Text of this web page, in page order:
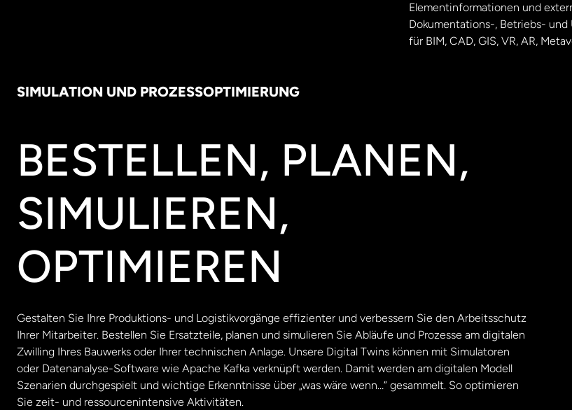
Elementinformationen und
Dokumentations-, Betriebs- und
für BIM, CAD, GIS, VR, AR,
SIMULATION UND PROZESSOPTIMIERUNG
BESTELLEN, PLANEN,
SIMULIEREN,
OPTIMIEREN
Gestalten Sie Ihre Produktions- und Logistikvorgänge effizienter und verbessern Sie den Arbeitsschutz
Ihrer Mitarbeiter. Bestellen Sie Ersatzteile, planen und simulieren Sie Abläufe und Prozesse am digitalen
Zwilling Ihres Bauwerks oder Ihrer technischen Anlage. Unsere Digital Twins können mit Simulatoren
oder Datenanalyse-Software wie Apache Kafka verknüpft werden. Damit werden am digitalen Modell
Szenarien durchgespielt und wichtige Erkenntnisse über „was wäre wenn…“ gesammelt. So optimieren
Sie zeit- und ressourcenintensive Aktivitäten.